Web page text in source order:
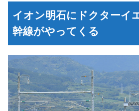
イオン明石にドクターイ
幹線がやってくる